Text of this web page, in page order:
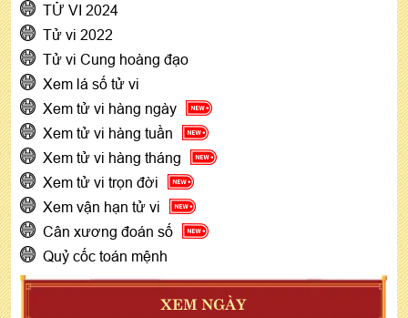
TỬ VI 2024
Tử vi 2022
Tử vi Cung hoàng đạo
Xem lá số tử vi
Xem tử vi hàng ngày
Xem tử vi hàng tuần
Xem tử vi hàng tháng
Xem tử vi trọn đời
Xem vận hạn tử vi
Cân xương đoán số
Quỷ cốc toán mệnh
XEM NGÀY